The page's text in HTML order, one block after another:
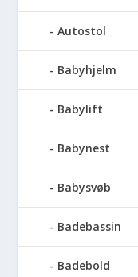
Autostol
Babyhjelm
Babylift
Babynest
Babysvøb
Badebassin
Badebold